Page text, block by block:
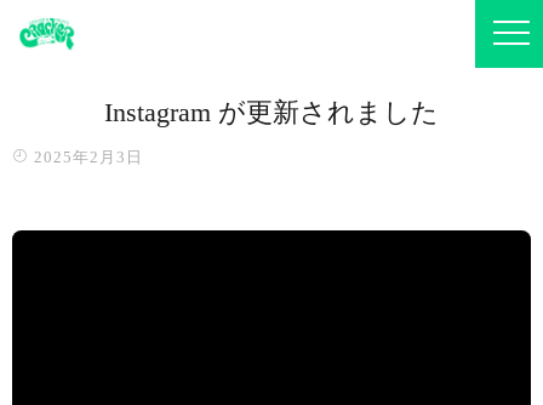
Instagram が更新されました
2025年2月3日